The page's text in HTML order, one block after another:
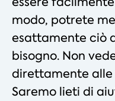
modo, potrete
esattamente ciò
bisogno. Non
direttamente alle
Saremo lieti di